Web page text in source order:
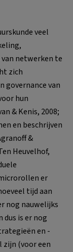
veel
netwerken te
zich
governance van
hun
& Kenis, 2008;
en beschrijven
&
Heuvelhof,
er
tijd aan
nog nauwelijks
is er nog
en -
zijn (voor een